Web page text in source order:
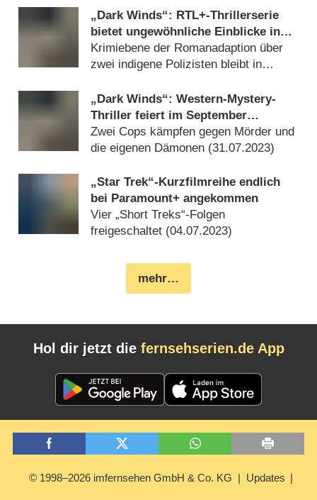
12.10.2023)
„Dark Winds“: RTL+-Thrillerserie
bietet ungewöhnliche Einblicke in
heutige Navajo-Kultur – Review
Krimiebene der Romanadaption über
zwei indigene Polizisten bleibt in
„Dark Winds“: Western-Mystery-
Thriller feiert im September
Deutschlandpremiere
Zwei Cops kämpfen gegen Mörder und
die eigenen Dämonen (31.07.2023)
„Star Trek“-Kurzfilmreihe endlich
bei Paramount+ angekommen
Vier „Short Treks“-Folgen
freigeschaltet (04.07.2023)
mehr…
Hol dir jetzt die fernsehserien.de App
© 1998–2026 imfernsehen GmbH & Co. KG Updates